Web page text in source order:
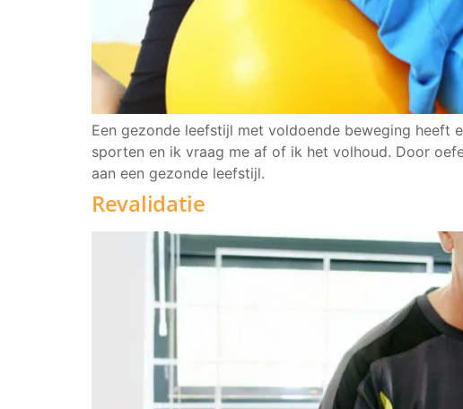
Een gezonde leefstijl met voldoende beweging heeft
sporten en ik vraag me af of ik het volhoud. Door
aan een gezonde leefstijl.
Revalidatie